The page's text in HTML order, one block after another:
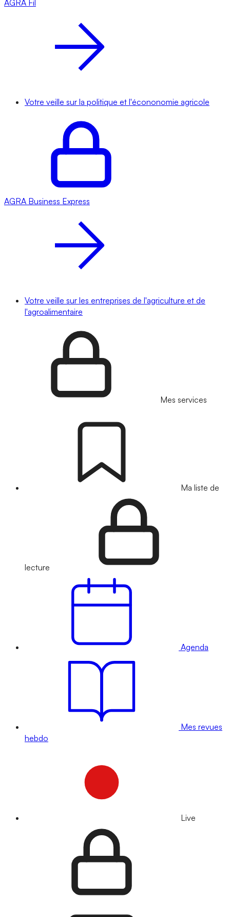
AGRA Fil
Votre veille sur la politique et l'écononomie agricole
AGRA Business Express
Votre veille sur les entreprises de l'agriculture et de
l'agroalimentaire
Mes services
Ma liste de
lecture
Agenda
Mes revues
hebdo
Live